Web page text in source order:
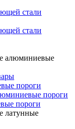
стали
стали
алюминиевые
пороги
пороги
пороги
латунные